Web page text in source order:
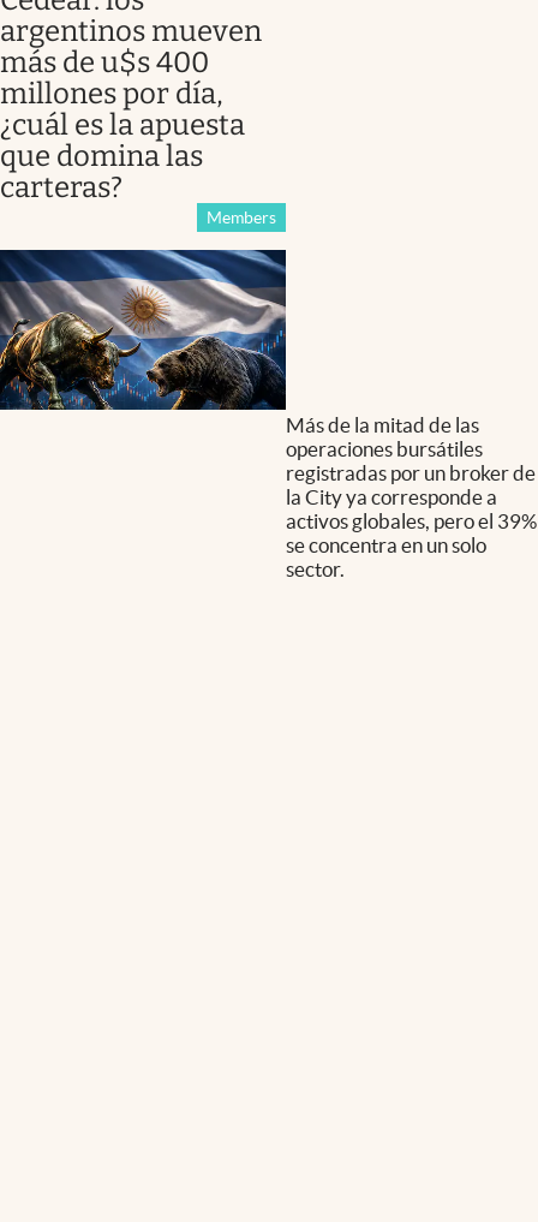
argentinos mueven
más de u$s 400
millones por día,
¿cuál es la apuesta
que domina las
carteras?
Members
Más de la mitad de las
operaciones bursátiles
registradas por un broker de
la City ya corresponde a
activos globales, pero el 39%
se concentra en un solo
sector.